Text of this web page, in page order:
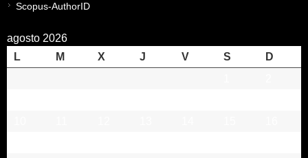
Scopus-AuthorID
agosto 2026
L
M X J V S
D